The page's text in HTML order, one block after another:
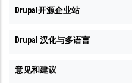
Drupal开源企业站
Drupal 汉化与多语言
意见和建议